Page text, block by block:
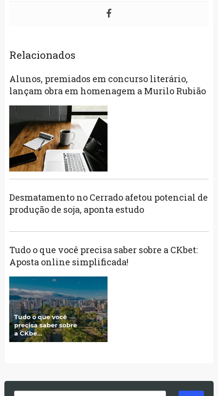
Relacionados
Alunos, premiados em concurso literário,
lançam obra em homenagem a Murilo Rubião
Desmatamento no Cerrado afetou potencial de
produção de soja, aponta estudo
Tudo o que você precisa saber sobre a CKbet:
Aposta online simplificada!